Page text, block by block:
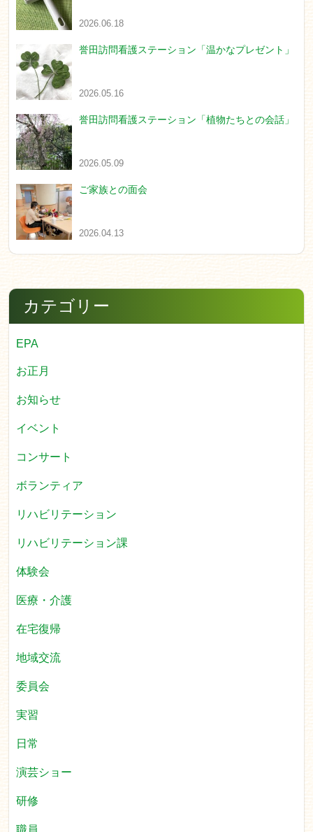
2026.06.18
誉田訪問看護ステーション「温かなプレゼント」
2026.05.16
誉田訪問看護ステーション「植物たちとの会話」
2026.05.09
ご家族との面会
2026.04.13
カテゴリー
EPA
お正月
お知らせ
イベント
コンサート
ボランティア
リハビリテーション
リハビリテーション課
体験会
医療・介護
在宅復帰
地域交流
委員会
実習
日常
演芸ショー
研修
職員